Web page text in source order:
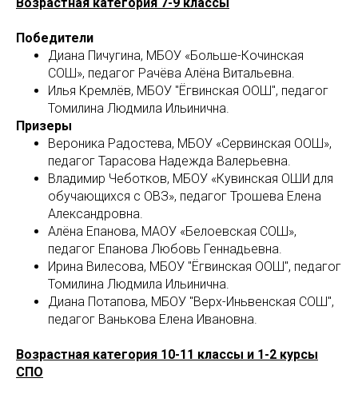
Возрастная категория 7-9 классы
Победители
Диана Пичугина, МБОУ «Больше-Кочинская
СОШ», педагог Рачёва Алёна Витальевна.
Илья Кремлёв, МБОУ "Ёгвинская ООШ", педагог
Томилина Людмила Ильинична.
Призеры
Вероника Радостева, МБОУ «Сервинская ООШ»,
педагог Тарасова Надежда Валерьевна.
Владимир Чеботков, МБОУ «Кувинская ОШИ для
обучающихся с ОВЗ», педагог Трошева Елена
Александровна.
Алёна Епанова, МАОУ «Белоевская СОШ»,
педагог Епанова Любовь Геннадьевна.
Ирина Вилесова, МБОУ "Ёгвинская ООШ", педагог
Томилина Людмила Ильинична.
Диана Потапова, МБОУ "Верх-Иньвенская СОШ",
педагог Ванькова Елена Ивановна.
Возрастная категория 10-11 классы и 1-2 курсы
СПО